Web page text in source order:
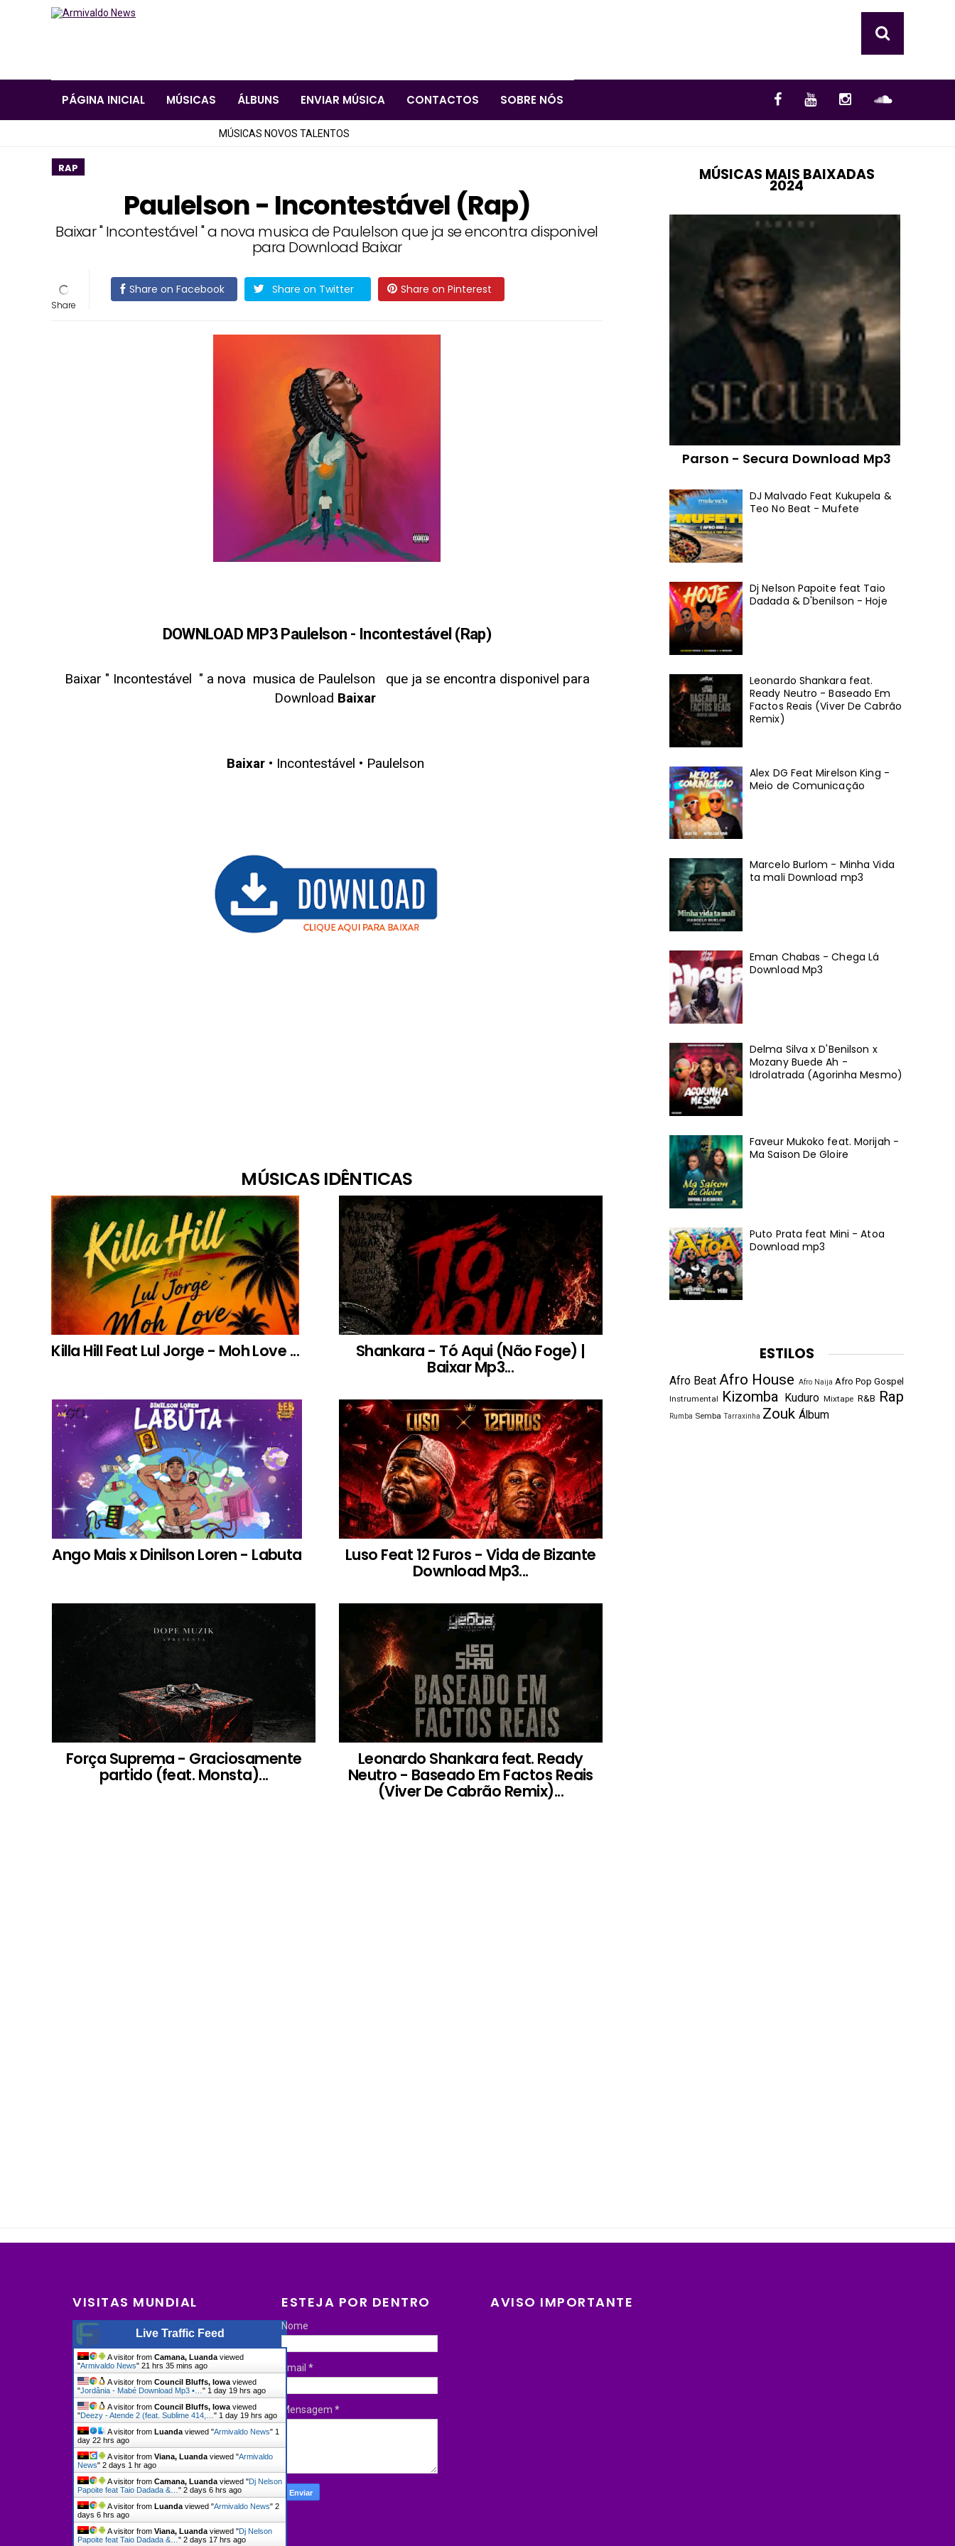
PÁGINA INICIAL MÚSICAS ÁLBUNS ENVIAR MÚSICA CONTACTOS SOBRE NÓS
MÚSICAS NOVOS TALENTOS
RAP
Paulelson - Incontestável (Rap)
Baixar " Incontestável " a nova musica de Paulelson que ja se encontra disponivel
para Download Baixar
Share on Facebook Share on Twitter Share on Pinterest
DOWNLOAD MP3 Paulelson - Incontestável (Rap)
Baixar " Incontestável " a nova musica de Paulelson
que ja se encontra disponivel para
Download Baixar
Baixar• Incontestável • Paulelson
MÚSICAS IDÊNTICAS
Killa Hill Feat Lul Jorge - Moh Love ... Shankara - Tó Aqui (Não Foge) |
Baixar Mp3...
Ango Mais x Dinilson Loren - Labuta Luso Feat 12 Furos - Vida de Bizante
Download Mp3...
Força Suprema - Graciosamente
partido (feat. Monsta)...
Leonardo Shankara feat. Ready
Neutro - Baseado Em Factos Reais
(Viver De Cabrão Remix)...
MÚSICAS MAIS BAIXADAS
2024
Parson - Secura Download Mp3
DJ Malvado Feat Kukupela &
Teo No Beat - Mufete
Dj Nelson Papoite feat Taio
Dadada & D'benilson - Hoje
Leonardo Shankara feat.
Ready Neutro - Baseado Em
Factos Reais (Viver De Cabrão
Remix)
Alex DG Feat Mirelson King -
Meio de Comunicação
Marcelo Burlom - Minha Vida
ta mali Download mp3
Eman Chabas - Chega Lá
Download Mp3
Delma Silva x D'Benilson x
Mozany Buede Ah -
Idrolatrada (Agorinha Mesmo)
Faveur Mukoko feat. Morijah -
Ma Saison De Gloire
Puto Prata feat Mini - Atoa
Download mp3
ESTILOS
Afro Beat Afro House Afro Naija Afro Pop Gospel
Instrumental Kizomba Kuduro Mixtape R&B Rap
Rumba Semba Tarraxinha Zouk Álbum
VISITAS MUNDIAL
Live Traffic Feed
A visitor from Camana, Luanda viewed
"Armivaldo News" 21 hrs 35 mins ago
A visitor from Council Bluffs, Iowa viewed
"Jordânia - Mabé Download Mp3 •… " 1 day 19 hrs ago
A visitor from Council Bluffs, Iowa viewed
"Deezy - Atende 2 (feat. Sublime 414,… " 1 day 19 hrs ago
A visitor from Luanda viewed "Armivaldo News" 1
day 22 hrs ago
A visitor from Viana, Luanda viewed "Armivaldo
News" 2 days 1 hr ago
A visitor from Camana, Luanda viewed "Dj Nelson
Papoite feat Taio Dadada &… " 2 days 6 hrs ago
A visitor from Luanda viewed "Armivaldo News" 2
days 6 hrs ago
A visitor from Viana, Luanda viewed "Dj Nelson
Papoite feat Taio Dadada &… " 2 days 17 hrs ago
ESTEJA POR DENTRO
Nome
Email *
Mensagem *
AVISO IMPORTANTE